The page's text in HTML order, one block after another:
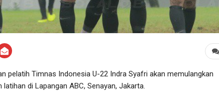
pelatih Timnas Indonesia U-22 Indra Syafri akan memulangkan
di Lapangan ABC, Senayan, Jakarta.